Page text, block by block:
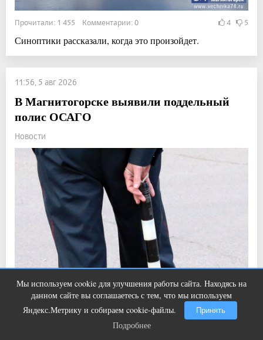
Прочитали: 1 455 Комментарии: 0 4 5
Синоптики рассказали, когда это произойдет.
11:56, 5 авг 2026
В Магнитогорске выявили поддельный
полис ОСАГО
Новости
Прочитали: 645 Комментарии: 0
Водитель, предъявивший такой документ, доставлен в
Мы используем cookie для улучшения работы сайта. Находясь на
данном сайте вы соглашаетесь с тем, что мы используем
Яндекс.Метрику и собираем cookie-файлы.
Принять
Подробнее
Никогда не храните огурцы в
холодильнике: есть один маленький
секрет
Подробнее